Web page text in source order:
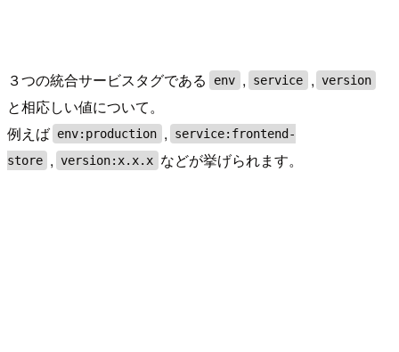
３つの統合サービスタグである env , service , version
と相応しい値について。
例えば env:production ,
service:frontend-
store , version:x.x.x などが挙げられます。